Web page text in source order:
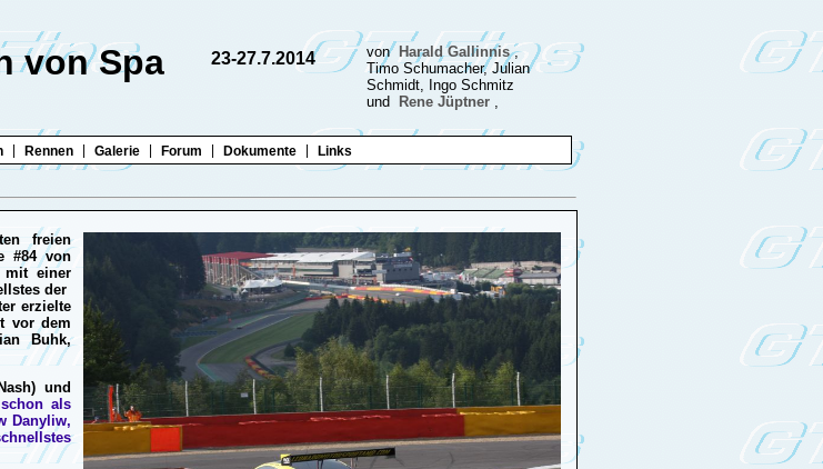
von Spa 23-27.7.2014 von Harald Gallinnis ,
Timo Schumacher, Julian
Schmidt, Ingo Schmitz
und
Rene Jüptner ,
Rennen Galerie Forum Dokumente Links
freien
#84 von
mit einer
der
erzielte
vor dem
Buhk,
und
als
Danyliw,